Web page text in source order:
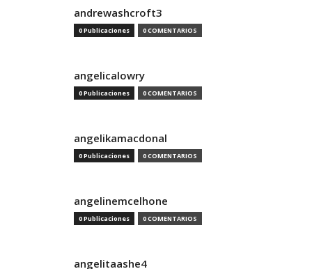
andrewashcroft3
0 Publicaciones 0 COMENTARIOS
angelicalowry
0 Publicaciones 0 COMENTARIOS
angelikamacdonal
0 Publicaciones 0 COMENTARIOS
angelinemcelhone
0 Publicaciones 0 COMENTARIOS
angelitaashe4